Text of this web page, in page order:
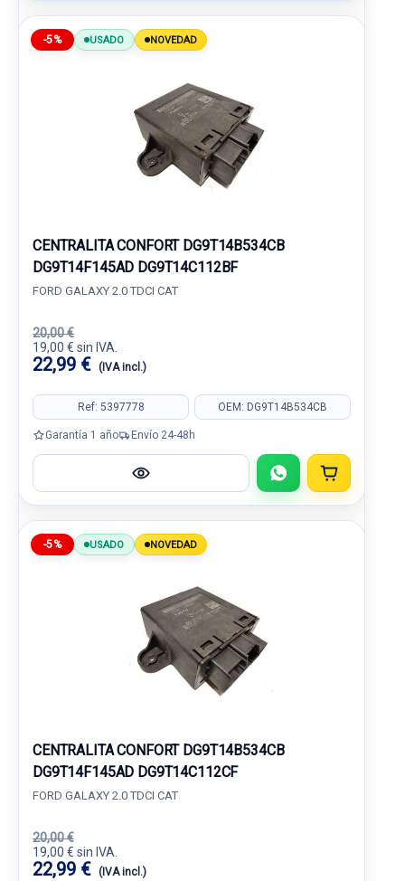
-5% USADO NOVEDAD
CENTRALITA CONFORT DG9T14B534CB
DG9T14F145AD DG9T14C112BF
FORD GALAXY 2.0 TDCI CAT
20,00 €
19,00 € sin IVA.
22,99 € (IVA incl.)
Ref: 5397778 OEM: DG9T14B534CB
Garantía 1 año Envío 24-48h
-5% USADO NOVEDAD
CENTRALITA CONFORT DG9T14B534CB
DG9T14F145AD DG9T14C112CF
FORD GALAXY 2.0 TDCI CAT
20,00 €
19,00 € sin IVA.
22,99 € (IVA incl.)